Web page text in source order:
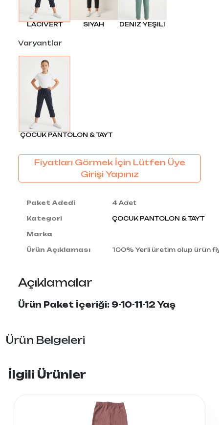
LACIVERT SIYAH DENIZ YEŞILI
Varyantlar
ÇOCUK PANTOLON & TAYT
Fiyatları Görmek İçin Lütfen Üye
Girişi Yapınız
Paket Adedi 4 Adet
Kategori ÇOCUK PANTOLON & TAYT
Marka
Ürün Açıklaması 100% Yerli üretim olup ürün
Açıklamalar
Ürün Paket İçeriği: 9-10-11-12 Yaş
Ürün Belgeleri
İlgili Ürünler